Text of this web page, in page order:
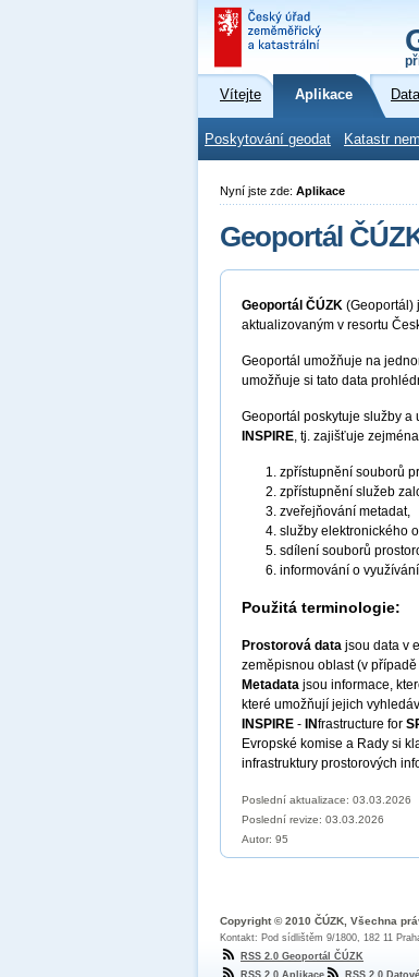
Vítejte Aplikace Data
Poskytování geodat Katastr
Nyní jste zde: Aplikace
Geoportál
Geoportál ČÚZK (Geoportál)
aktualizovaným v resortu
Geoportál umožňuje na
umožňuje si tato data
Geoportál poskytuje služby
INSPIRE, tj. zajišťuje
zpřístupnění souborů
zpřístupnění služeb
zveřejňování metadat,
služby elektronického
sdílení souborů
informování o
Použitá terminologie:
Prostorová data jsou data v
zeměpisnou oblast (v
Metadata jsou informace,
které umožňují jejich
INSPIRE - INfrastructure for
Evropské komise a Rady si
infrastruktury prostorových
Poslední aktualizace: 03.03.2026
Poslední revize: 03.03.2026
Autor: 95
Copyright © 2010 ČÚZK, Všechna
Kontakt: Pod sídlištěm 9/1800, 182 11
RSS 2.0 Geoportál ČÚZK
RSS 2.0 Aplikace
RSS 2.0